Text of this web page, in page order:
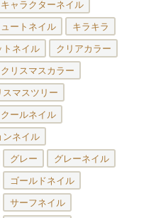
キャラクターネイル
ートネイル キラキラ
トネイル クリアカラー
クリスマスカラー
スマスツリー
クールネイル
ンネイル
グレー グレーネイル
ゴールドネイル
サーフネイル